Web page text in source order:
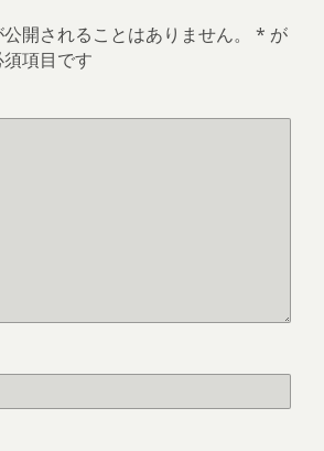
開されることはありません。 * が
項目です